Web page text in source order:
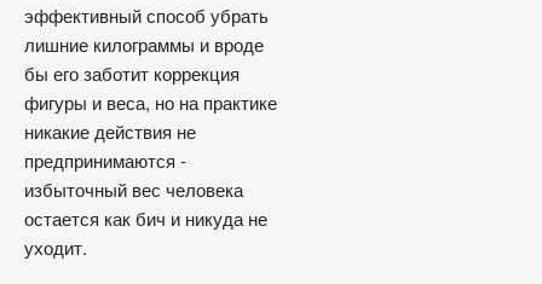
эффективный способ убрать
лишние килограммы и вроде
бы его заботит коррекция
фигуры и веса, но на практике
никакие действия не
предпринимаются -
избыточный вес человека
остается как бич и никуда не
уходит.